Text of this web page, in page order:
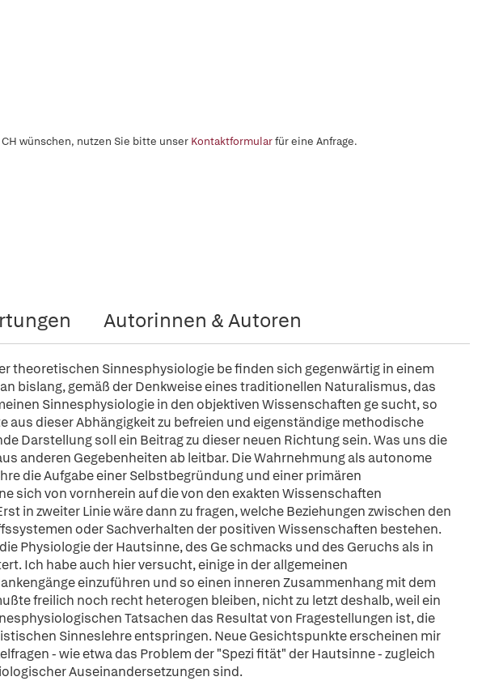
wünschen, nutzen Sie bitte unser Kontaktformularfür eine Anfrage.
Autorinnen & Autoren
theoretischen Sinnesphysiologie be finden sich gegenwärtig in einem
bislang, gemäß der Denkweise eines traditionellen Naturalismus, das
Sinnesphysiologie in den objektiven Wissenschaften ge sucht, so
aus dieser Abhängigkeit zu befreien und eigenständige methodische
Darstellung soll ein Beitrag zu dieser neuen Richtung sein. Was uns die
anderen Gegebenheiten ab leitbar. Die Wahrnehmung als autonome
die Aufgabe einer Selbstbegründung und einer primären
sich von vornherein auf die von den exakten Wissenschaften
in zweiter Linie wäre dann zu fragen, welche Beziehungen zwischen den
oder Sachverhalten der positiven Wissenschaften bestehen.
Physiologie der Hautsinne, des Ge schmacks und des Geruchs als in
Ich habe auch hier versucht, einige in der allgemeinen
einzuführen und so einen inneren Zusammenhang mit dem
freilich noch recht heterogen bleiben, nicht zu letzt deshalb, weil ein
Tatsachen das Resultat von Fragestellungen ist, die
Sinneslehre entspringen. Neue Gesichtspunkte erscheinen mir
- wie etwa das Problem der "Spezi fität" der Hautsinne - zugleich
Auseinandersetzungen sind.